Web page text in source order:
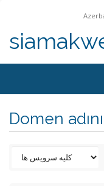
Domen